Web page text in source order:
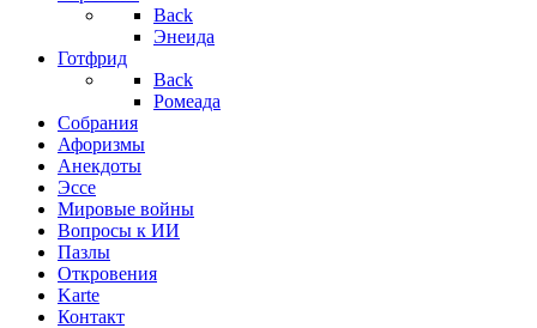
Back
Энеида
Готфрид
Back
Ромеада
Собрания
Афоризмы
Анекдоты
Эссе
Мировые войны
Вопросы к ИИ
Пазлы
Откровения
Karte
Контакт